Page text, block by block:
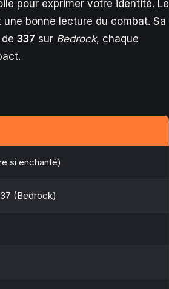
pour exprimer votre identité. Le
bonne lecture du combat. Sa
337 sur Bedrock, chaque
si enchanté)
(Bedrock)